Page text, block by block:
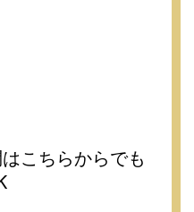
こちらからでも